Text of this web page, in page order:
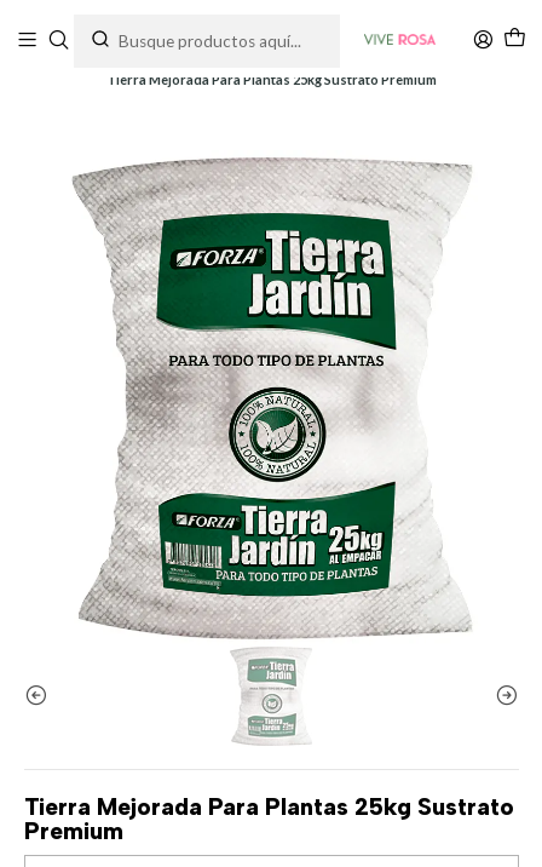
Tierra Mejorada Para Plantas 25kg Sustrato Premium
Tierra Mejorada Para Plantas 25kg Sustrato
Premium